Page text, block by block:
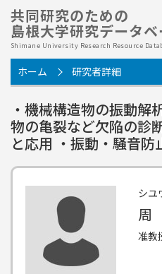
共同研究のための
島根大学研究データベ
Shimane University Research Resource
ホーム 研究者詳細
・機械構造物の振動解
物の亀裂など欠陥の診
と応用 ・振動・騒音防
シ
周
准教